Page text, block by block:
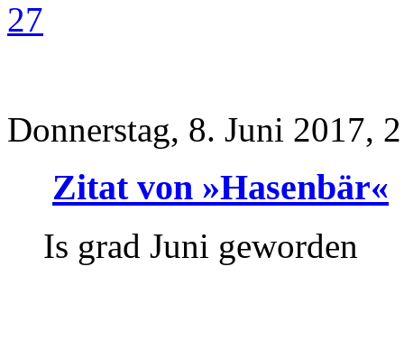
27
Donnerstag, 8. Juni 2017,
Zitat von »Hasenbär«
Is grad Juni geworden